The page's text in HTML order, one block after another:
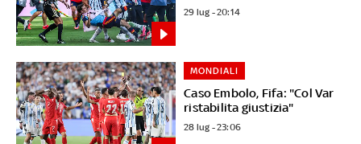
29 lug - 20:14
Caso Embolo, Fifa: "Col Var
ristabilita giustizia"
MONDIALI
28 lug - 23:06